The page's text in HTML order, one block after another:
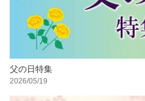
父の日特集
2026/05/19